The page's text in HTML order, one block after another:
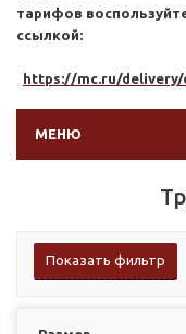
тарифов
ссылкой:
https://mc.ru/delivery/
МЕНЮ
Показать фильтр